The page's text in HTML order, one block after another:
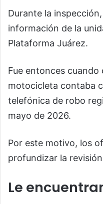
Durante la
información de la
Plataforma Juárez.
Fue entonces
motocicleta contaba
telefónica de robo
mayo de 2026.
Por este motivo, los
profundizar la
Le